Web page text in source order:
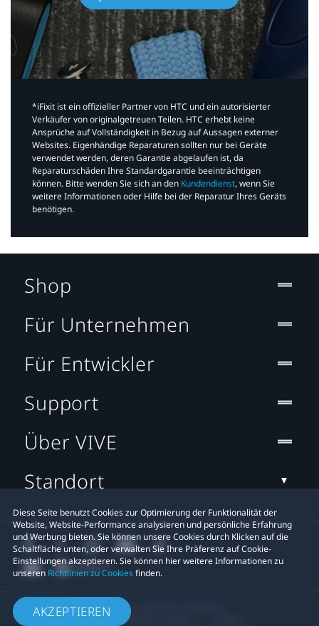
*iFixit ist ein offizieller Partner von HTC und ein autorisierter
Verkäufer von originalgetreuen Teilen. HTC erhebt keine
Ansprüche auf Vollständigkeit in Bezug auf Aussagen externer
Websites. Eigenhändige Reparaturen sollten nur bei Geräte
verwendet werden, deren Garantie abgelaufen ist, da
Reparaturschäden Ihre Standardgarantie beeinträchtigen
können. Bitte wenden Sie sich an den Kundendienst, wenn Sie
weitere Informationen oder Hilfe bei der Reparatur Ihres Geräts
benötigen.​
Diese Seite benutzt Cookies zur Optimierung der Funktionalität der
Website, Website-Performance analysieren und persönliche Erfahrung
und Werbung bieten. Sie können unsere Cookies durch Klicken auf die
Schaltfläche unten, oder verwalten Sie Ihre Präferenz auf Cookie-
Einstellungen akzeptieren. Sie können hier weitere Informationen zu
unseren Richtlinien zu Cookiesfinden.
AKZEPTIEREN
Shop
Für Unternehmen
Für Entwickler
Support
Über VIVE
Standort
© 2011-2026 HTC Corporation
Rechtlicher Hinweis